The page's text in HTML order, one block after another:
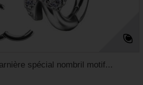
spécial nombril motif...